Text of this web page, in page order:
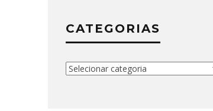
CATEGORIAS
Categorias